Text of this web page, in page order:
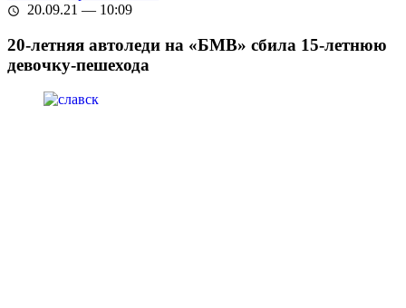
schedule 20.09.21 — 10:09
20-летняя автоледи на «БМВ» сбила 15-летнюю
девочку-пешехода